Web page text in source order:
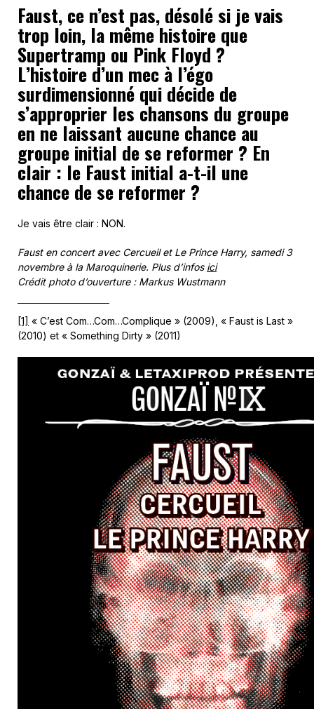
Faust, ce n’est pas, désolé si je vais
trop loin, la même histoire que
Supertramp ou Pink Floyd ?
L’histoire d’un mec à l’égo
surdimensionné qui décide de
s’approprier les chansons du groupe
en ne laissant aucune chance au
groupe initial de se reformer ? En
clair : le Faust initial a-t-il une
chance de se reformer ?
Je vais être clair : NON.
Faust en concert avec Cercueil et Le Prince Harry, samedi 3
novembre à la Maroquinerie. Plus d’infos ici
Crédit photo d’ouverture : Markus Wustmann
[1] « C’est Com…Com…Complique » (2009), « Faust is Last »
(2010) et « Something Dirty » (2011)